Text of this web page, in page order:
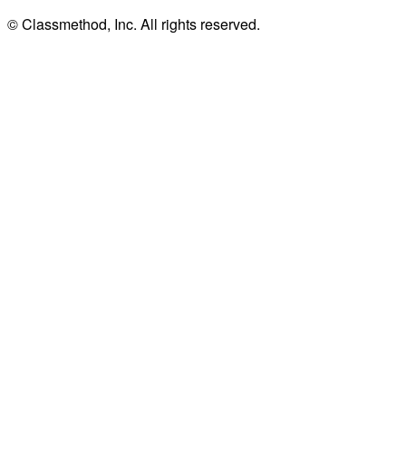
© Classmethod, Inc. All rights reserved.